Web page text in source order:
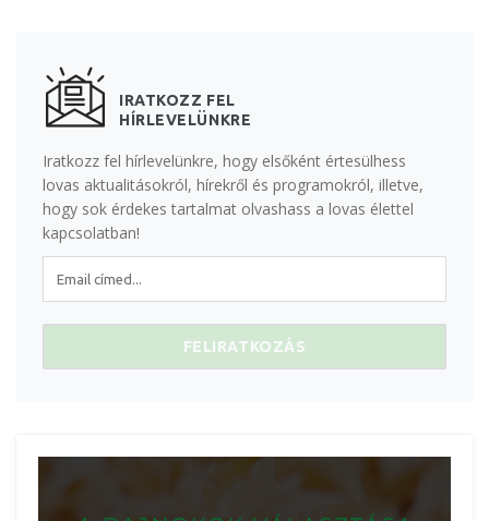
IRATKOZZ FEL
HÍRLEVELÜNKRE
Iratkozz fel hírlevelünkre, hogy elsőként értesülhess
lovas aktualitásokról, hírekről és programokról, illetve,
hogy sok érdekes tartalmat olvashass a lovas élettel
kapcsolatban!